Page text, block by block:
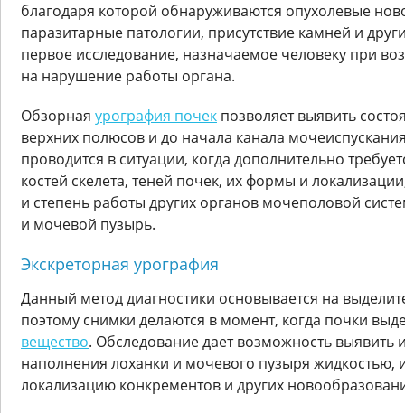
благодаря которой обнаруживаются опухолевые
паразитарные патологии, присутствие камней и
первое исследование, назначаемое человеку при
на нарушение работы органа.
Обзорная урография почек позволяет выявить
верхних полюсов и до начала канала
проводится в ситуации, когда дополнительно
костей скелета, теней почек, их формы и
и степень работы других органов мочеполовой
и мочевой пузырь.
Экскреторная урография
Данный метод диагностики основывается на
поэтому снимки делаются в момент, когда почки
вещество. Обследование дает возможность выявить
наполнения лоханки и мочевого пузыря жидкостью,
локализацию конкрементов и других